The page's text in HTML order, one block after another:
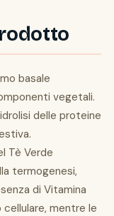
basale
vegetali.
delle proteine
Tè Verde
termogenesi,
di Vitamina
mentre le